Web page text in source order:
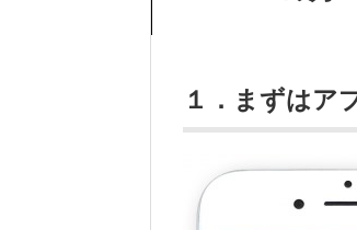
１．まずはア